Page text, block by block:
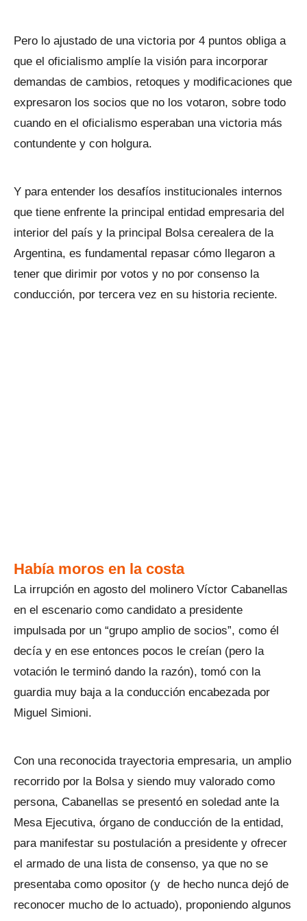
Pero lo ajustado de una victoria por 4 puntos obliga a
que el oficialismo amplíe la visión para incorporar
demandas de cambios, retoques y modificaciones que
expresaron los socios que no los votaron, sobre todo
cuando en el oficialismo esperaban una victoria más
contundente y con holgura.
Y para entender los desafíos institucionales internos
que tiene enfrente la principal entidad empresaria del
interior del país y la principal Bolsa cerealera de la
Argentina, es fundamental repasar cómo llegaron a
tener que dirimir por votos y no por consenso la
conducción, por tercera vez en su historia reciente.
Había moros en la costa
La irrupción en agosto del molinero Víctor Cabanellas
en el escenario como candidato a presidente
impulsada por un “grupo amplio de socios”, como él
decía y en ese entonces pocos le creían (pero la
votación le terminó dando la razón), tomó con la
guardia muy baja a la conducción encabezada por
Miguel Simioni.
Con una reconocida trayectoria empresaria, un amplio
recorrido por la Bolsa y siendo muy valorado como
persona, Cabanellas se presentó en soledad ante la
Mesa Ejecutiva, órgano de conducción de la entidad,
para manifestar su postulación a presidente y ofrecer
el armado de una lista de consenso, ya que no se
presentaba como opositor (y de hecho nunca dejó de
reconocer mucho de lo actuado), proponiendo algunos